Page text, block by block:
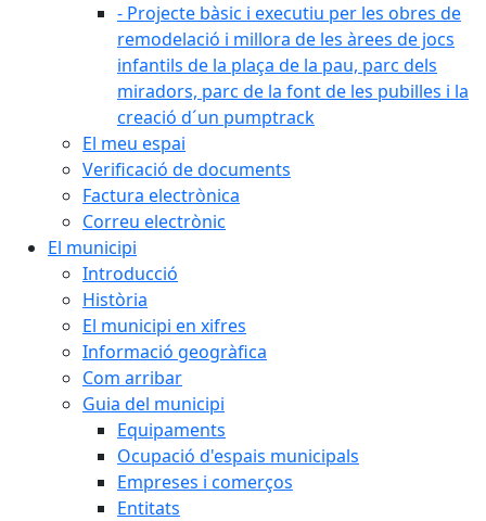
- Projecte bàsic i executiu per les obres de
remodelació i millora de les àrees de jocs
infantils de la plaça de la pau, parc dels
miradors, parc de la font de les pubilles i la
creació d´un pumptrack
El meu espai
Verificació de documents
Factura electrònica
Correu electrònic
El municipi
Introducció
Història
El municipi en xifres
Informació geogràfica
Com arribar
Guia del municipi
Equipaments
Ocupació d'espais municipals
Empreses i comerços
Entitats